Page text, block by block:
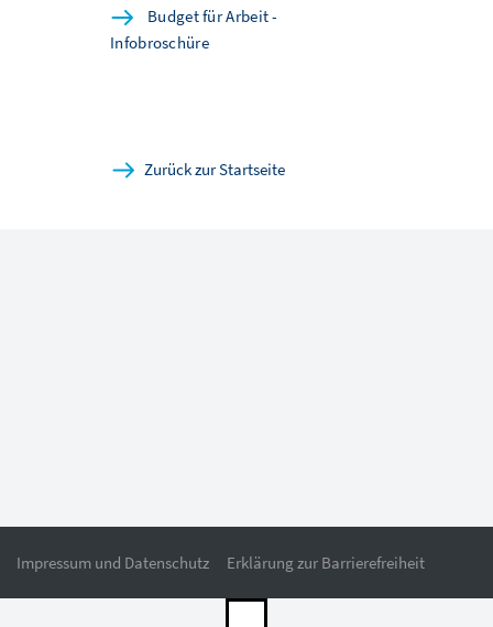
Budget für Arbeit -
Infobroschüre
Zurück zur Startseite
Impressum und Datenschutz Erklärung zur Barrierefreiheit